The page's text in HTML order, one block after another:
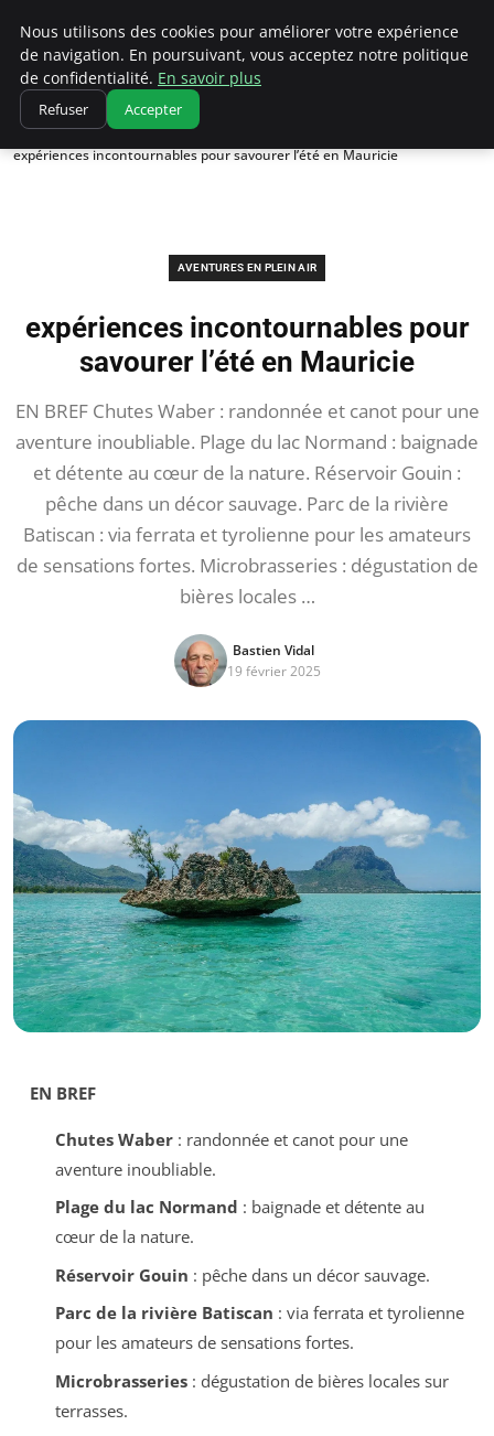
Correze Co
Accueil
Aventures en plein air
expériences incontournables pour savourer l’été en Mauricie
AVENTURES EN PLEIN AIR
expériences incontournables pour
savourer l’été en Mauricie
EN BREF Chutes Waber : randonnée et canot pour une
aventure inoubliable. Plage du lac Normand : baignade
et détente au cœur de la nature. Réservoir Gouin :
pêche dans un décor sauvage. Parc de la rivière
Batiscan : via ferrata et tyrolienne pour les amateurs
de sensations fortes. Microbrasseries : dégustation de
bières locales …
Bastien Vidal
19 février 2025
EN BREF
Chutes Waber: randonnée et canot pour une
aventure inoubliable.
Plage du lac Normand : baignade et détente au
cœur de la nature.
Réservoir Gouin : pêche dans un décor sauvage.
Parc de la rivière Batiscan : via ferrata et tyrolienne
pour les amateurs de sensations fortes.
Microbrasseries: dégustation de bières locales sur
terrasses.
Nous utilisons des cookies pour améliorer votre expérience
de navigation. En poursuivant, vous acceptez notre politique
de confidentialité. En savoir plus
Refuser Accepter